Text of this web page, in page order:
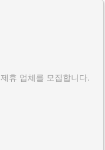
제휴 업체를 모집합니다.